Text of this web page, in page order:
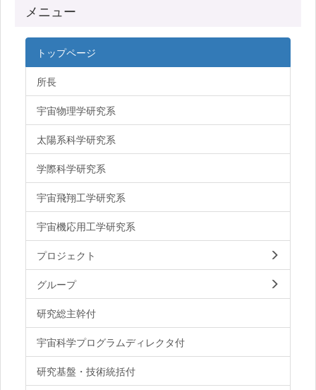
メニュー
トップページ
所長
宇宙物理学研究系
太陽系科学研究系
学際科学研究系
宇宙飛翔工学研究系
宇宙機応用工学研究系
プロジェクト
グループ
研究総主幹付
宇宙科学プログラムディレクタ付
研究基盤・技術統括付